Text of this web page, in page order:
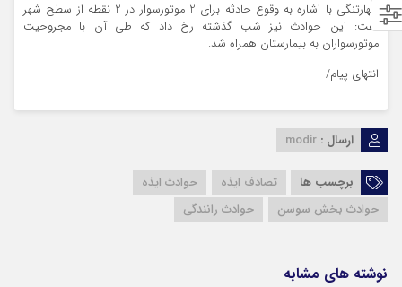
چهارتنگی با اشاره به وقوع حادثه برای 2 موتورسوار در 2 نقطه از سطح شهر
گفت: این حوادث نیز شب گذشته رخ داد که طی آن با مجروحیت
موتورسواران به بیمارستان همراه شد.
انتهای پیام/
ارسال : modir
برچسب ها تصادف ایذه
حوادث ایذه
حوادث بخش سوسن
حوادث رانندگی
نوشته های مشابه